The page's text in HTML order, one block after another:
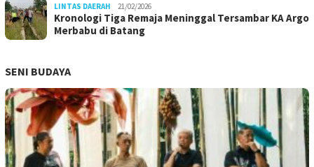
LINTAS DAERAH 21/02/2026
Kronologi Tiga Remaja Meninggal Tersambar KA Argo
Merbabu di Batang
SENI BUDAYA